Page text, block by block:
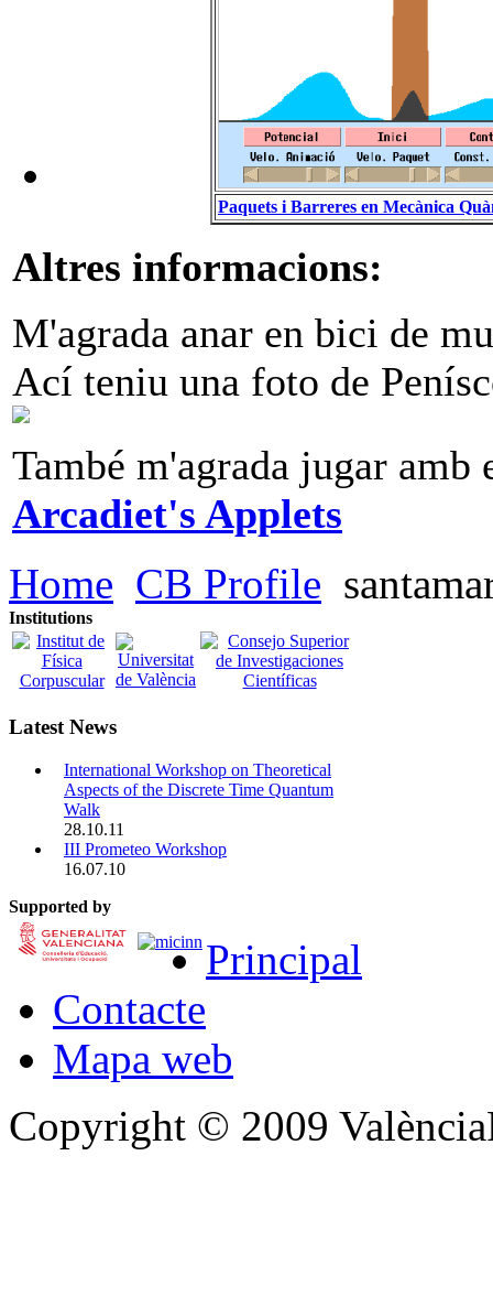
Paquets i Barreres en Mecànica
Altres informacions:
M'agrada anar en bici de
Ací teniu una foto de
També m'agrada jugar amb
Arcadiet's Applets
Home CB Profile
Institutions
Latest News
International Workshop on Theoretical
Aspects of the Discrete Time Quantum
Walk
28.10.11
III Prometeo Workshop
16.07.10
Supported by
Principal
Contacte
Mapa web
Copyright © 2009